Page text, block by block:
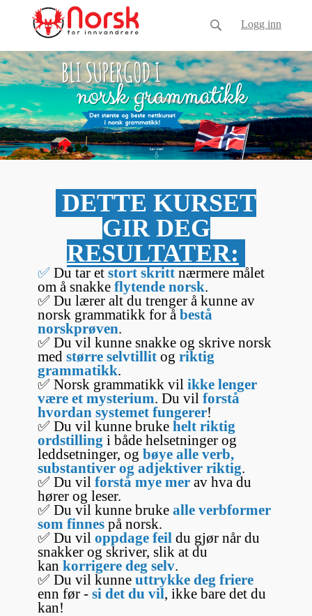
Logg inn
DETTE KURSET
GIR DEG
RESULTATER:
✅ Du tar et stort skritt nærmere målet
om å snakke flytende norsk
✅ Du lærer alt du trenger å kunne av
norsk grammatikk for å bestå
norskprøven
✅ Du vil kunne snakke og skrive norsk
med større selvtillit og riktig
grammatikk
✅ Norsk grammatikk vil ikke lenger
være et mysterium . Du vil forstå
hvordan systemet fungerer!
✅ Du vil kunne bruke helt riktig
ordstilling i både helsetninger og
leddsetninger, og bøye alle verb,
substantiver og adjektiver riktig
✅ Du vil forstå mye mer av hva du
hører og leser.
✅ Du vil kunne bruke alle verbformer
som finnes på norsk.
✅ Du vil oppdage feil du gjør når du
snakker og skriver, slik at du
kan korrigere deg selv
✅ Du vil kunne uttrykke deg friere
enn før - si det du vil , ikke bare det du
kan!